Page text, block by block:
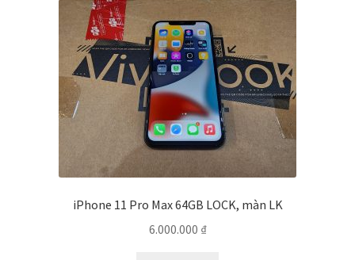
iPhone 11 Pro Max 64GB LOCK, màn LK
6.000.000 ₫